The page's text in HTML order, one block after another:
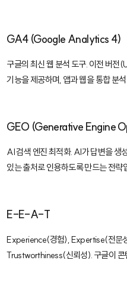
GA4 (Google Analytics 4)
구글의 최신 웹 분석 도구. 이전 버
기능을 제공하며, 앱과 웹을 통합 분
GEO (Generative Engine
AI 검색 엔진 최적화. AI가 답변을 생
있는 출처로 인용하도록 만드는 전략
E-E-A-T
Experience(경험), Expertise(전문
Trustworthiness(신뢰성). 구글이 콘